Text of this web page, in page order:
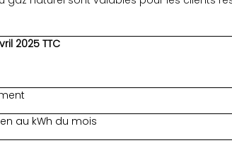
2025 TTC
au kWh du mois